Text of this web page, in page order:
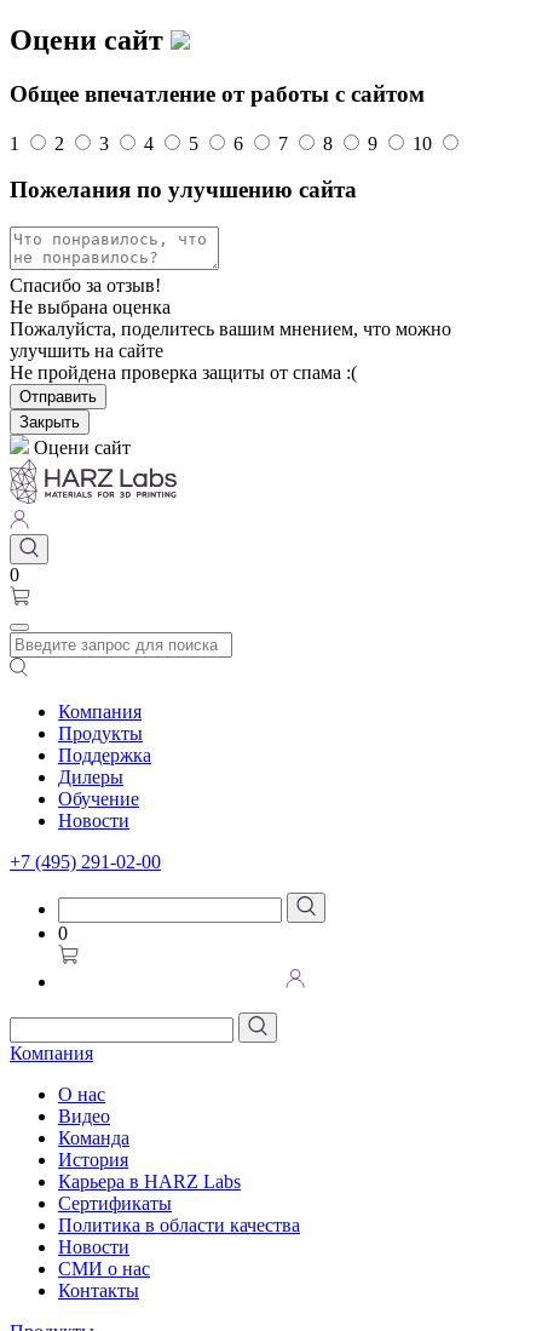
Оцени сайт
Общее впечатление от работы с сайтом
1 2 3 4 5 6 7 8 9 10
Пожелания по улучшению сайта
Спасибо за отзыв!
Не выбрана оценка
Пожалуйста, поделитесь вашим мнением, что можно
улучшить на сайте
Не пройдена проверка защиты от спама :(
Отправить
Закрыть
Оцени сайт
0
Компания
Продукты
Поддержка
Дилеры
Обучение
Новости
+7 (495) 291-02-00
0
Компания
О нас
Видео
Команда
История
Карьера в HARZ Labs
Сертификаты
Политика в области качества
Новости
СМИ о нас
Контакты